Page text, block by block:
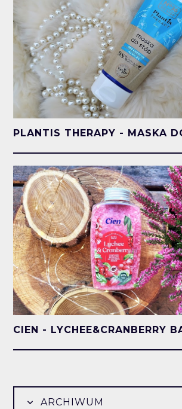
PLANTIS THERAPY - MASKA
CIEN - LYCHEE&CRANBERRY
ARCHIWUM